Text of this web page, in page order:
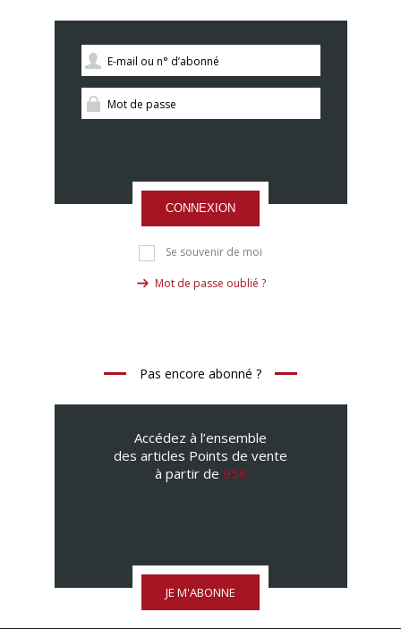
CONNEXION
Se souvenir de moi
Mot de passe oublié ?
Pas encore abonné ?
Accédez à l’ensemble
des articles Points de vente
à partir de 95€
JE M'ABONNE